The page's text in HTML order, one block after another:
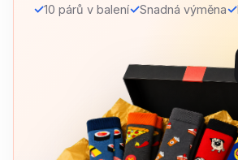
✓10 párů v balení✓Snadná výměna✓